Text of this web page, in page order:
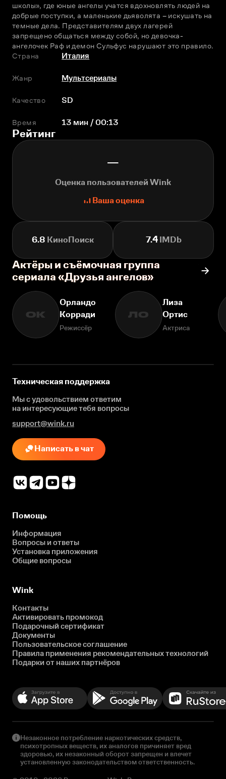
школы», где юные ангелы учатся вдохновлять людей на
добрые поступки, а маленькие дьяволята – искушать на
темные дела. Представителям двух лагерей
запрещено общаться между собой, но девочка-
ангелочек Раф и демон Сульфус нарушают это правило.
Страна
Италия
Жанр Мультсериалы
Качество SD
Время 13 мин / 00:13
Рейтинг
—
Оценка пользователей Wink
Ваша оценка
6.8 КиноПоиск 7.4IMDb
Актёры и съёмочная группа
сериала «Друзья ангелов»
ОК
Орландо
Корради
Режиссёр
ЛО
Лиза
Ортис
Актриса
Техническая поддержка
Мы с удовольствием ответим
на интересующиетебя вопросы
support@wink.ru
Написать в чат
Помощь
Информация
Вопросы и ответы
Установка приложения
Общие вопросы
Wink
Контакты
Активировать промокод
Подарочный сертификат
Документы
Пользовательское соглашение
Правила применения рекомендательных технологий
Подарки от наших партнёров
Незаконное потребление наркотических средств,
психотропных веществ, их аналогов причиняет вред
здоровью, их незаконный оборот запрещен и влечет
установленную законодательством ответственность.